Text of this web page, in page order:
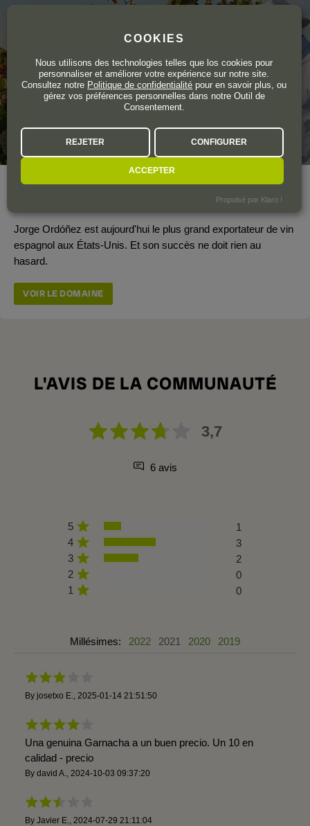
Année de création 2004
Jorge Ordóñez est aujourd'hui le plus grand exportateur de vin
espagnol aux États-Unis. Et son succès ne doit rien au
hasard.
VOIR LE DOMAINE
L'AVIS DE LA COMMUNAUTÉ
3,7
6 avis
5
1
4
3
3
2
2
0
1
0
Millésimes: 2022 2021 2020 2019
By josetxo E. 2025-01-14 21:51:50
Una genuina Garnacha a un buen precio. Un 10 en
calidad - precio
By david A. 2024-10-03 09:37:20
By Javier E. 2024-07-29 21:11:04
COOKIES
Nous utilisons des technologies telles que los cookies pour
personnaliser et améliorer votre expérience sur notre site.
Consultez notre Politique de confidentialité pour en savoir plus, ou
gérez vos préférences personnelles dans notre Outil de
Consentement.
REJETER CONFIGURER
ACCEPTER
Propulsé par Klaro !